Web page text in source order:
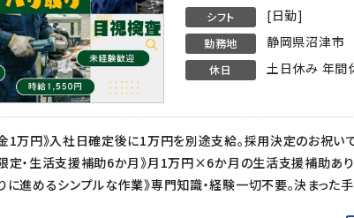
シフト [日勤]
勤務地 静岡県沼津市
休日 土日休み 年間
1万円》入社日確定後に1万円を別途支給。採用決定のお祝い
定・生活支援補助6か月》月1万円×6か月の生活支援補助あ